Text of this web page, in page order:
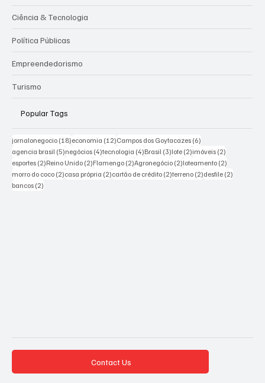
Ciência & Tecnologia
Política Públicas
Empreendedorismo
Turismo
Popular Tags
jornalonegocio (18)18 posts
economia (12)12 posts
Campos dos Goytacazes (6)
agencia brasil (5)5 posts
negócios (4)4 posts
tecnologia (4)4 posts
Brasil (3)3 posts
lote (2)2 posts
imóveis (2)
esportes (2)2 posts
Reino Unido (2)2 posts
Flamengo (2)2 posts
Agronegócio (2)2 posts
loteamento (2)
morro do coco (2)2 posts
casa própria (2)2 posts
cartão de crédito (2)2 posts
terreno (2)2 posts
desfile (2)
bancos (2)
Contact Us